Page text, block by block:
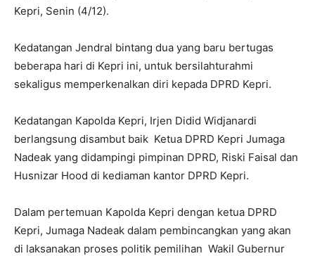
Kepri, Senin (4/12).
Kedatangan Jendral bintang dua yang baru bertugas
beberapa hari di Kepri ini, untuk bersilahturahmi
sekaligus memperkenalkan diri kepada DPRD Kepri.
Kedatangan Kapolda Kepri, Irjen Didid Widjanardi
berlangsung disambut baik Ketua DPRD Kepri Jumaga
Nadeak yang didampingi pimpinan DPRD, Riski Faisal dan
Husnizar Hood di kediaman kantor DPRD Kepri.
Dalam pertemuan Kapolda Kepri dengan ketua DPRD
Kepri, Jumaga Nadeak dalam pembincangkan yang akan
di laksanakan proses politik pemilihan Wakil Gubernur